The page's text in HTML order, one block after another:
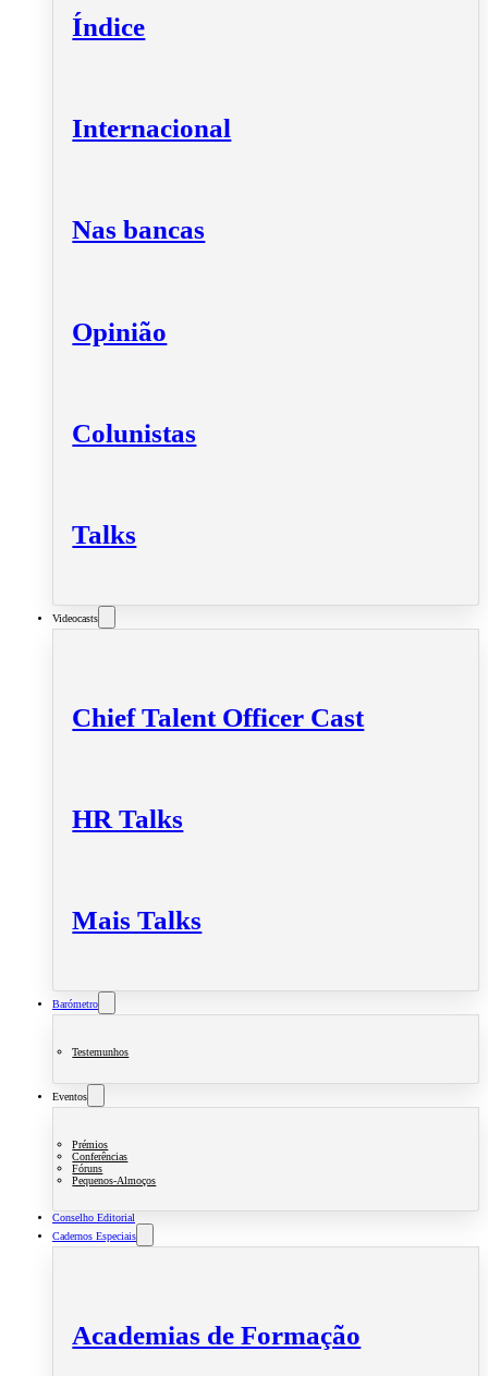
Índice
Internacional
Nas bancas
Opinião
Colunistas
Talks
Videocasts
Chief Talent Officer Cast
HR Talks
Mais Talks
Barómetro
Testemunhos
Eventos
Prémios
Conferências
Fóruns
Pequenos-Almoços
Conselho Editorial
Cadernos Especiais
Academias de Formação